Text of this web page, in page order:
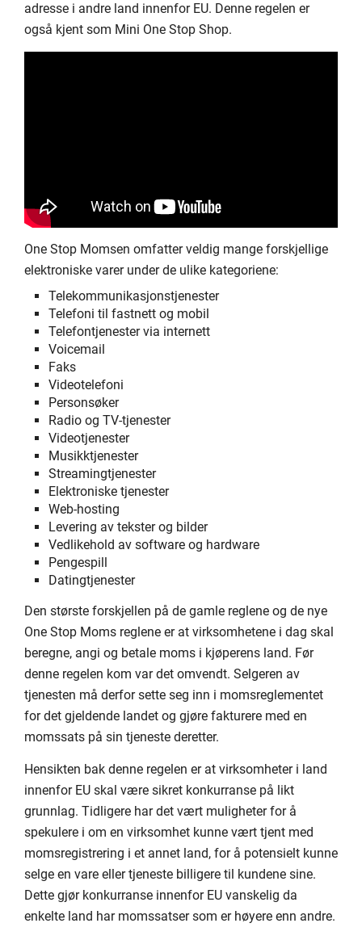
adresse i andre land innenfor EU. Denne regelen er
også kjent som Mini One Stop Shop.
One Stop Momsen omfatter veldig mange forskjellige
elektroniske varer under de ulike kategoriene:
Telekommunikasjonstjenester
Telefoni til fastnett og mobil
Telefontjenester via internett
Voicemail
Faks
Videotelefoni
Personsøker
Radio og TV-tjenester
Videotjenester
Musikktjenester
Streamingtjenester
Elektroniske tjenester
Web-hosting
Levering av tekster og bilder
Vedlikehold av software og hardware
Pengespill
Datingtjenester
Den største forskjellen på de gamle reglene og de nye
One Stop Moms reglene er at virksomhetene i dag skal
beregne, angi og betale moms i kjøperens land. Før
denne regelen kom var det omvendt. Selgeren av
tjenesten må derfor sette seg inn i momsreglementet
for det gjeldende landet og gjøre fakturere med en
momssats på sin tjeneste deretter.
Hensikten bak denne regelen er at virksomheter i land
innenfor EU skal være sikret konkurranse på likt
grunnlag. Tidligere har det vært muligheter for å
spekulere i om en virksomhet kunne vært tjent med
momsregistrering i et annet land, for å potensielt kunne
selge en vare eller tjeneste billigere til kundene sine.
Dette gjør konkurranse innenfor EU vanskelig da
enkelte land har momssatser som er høyere enn andre.